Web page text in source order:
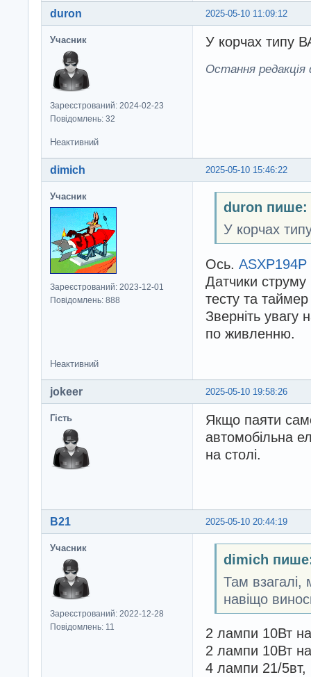
2025-05-10 11:09:12
duron
Учасник
Зареєстрований: 2024-02-23
Повідомлень: 32
У корчах типу
Остання редакція
Неактивний
2025-05-10 15:46:22
dimich
Учасник
Зареєстрований: 2023-12-01
Повідомлень: 888
duron пише:
У корчах
Ось.
Датчики
тесту та
Зверніть увагу
по живленню.
Неактивний
2025-05-10 19:58:26
jokeer
Гість
Якщо паяти
автомобільна
на столі.
2025-05-10 20:44:19
B21
Учасник
Зареєстрований: 2022-12-28
Повідомлень: 11
dimich
Там взагалі,
навіщо
2 лампи 10Вт
2 лампи 10Вт
4 лампи 21/5вт,